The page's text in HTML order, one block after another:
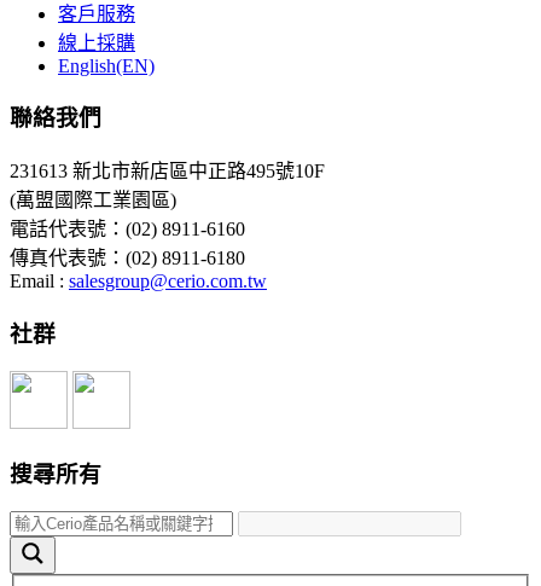
客戶服務
線上採購
English(EN)
聯絡我們
231613 新北市新店區中正路495號10F
(萬盟國際工業園區)
電話代表號：(02) 8911-6160
傳真代表號：(02) 8911-6180
Email : salesgroup@cerio.com.tw
社群
搜尋所有